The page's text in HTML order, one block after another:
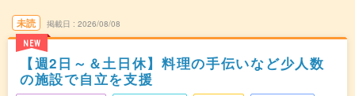
未読
NEW
掲載日 2026/08/08
【週2日～＆土日休】料理の手伝いなど少人数
の施設で自立を支援